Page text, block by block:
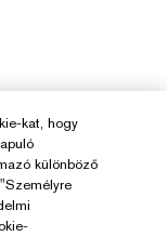
kat, hogy
különböző